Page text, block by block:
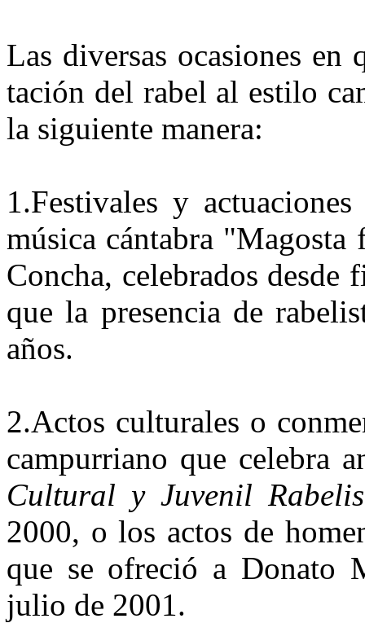
Las diversas ocasiones
tación del rabel al estilo
la siguiente manera:
1.Festivales y
música cántabra
Con­cha, celebrados desde
que la presencia de
años.
2.Actos culturales o
campurriano que celebra
Cul­tural y Juvenil
2000, o los actos de
que se ofreció a Donato
julio de 2001.